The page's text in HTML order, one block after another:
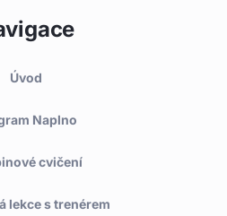
Úvod
Naplno
cvičení
lekce s trenérem